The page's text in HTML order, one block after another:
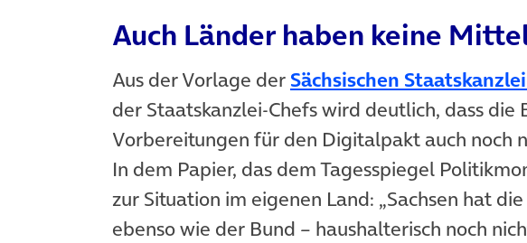
Auch Länder haben keine
Aus der Vorlage der Sächsischen Staatskanzlei
der Staatskanzlei-Chefs wird deutlich, dass die
Vorbereitungen für den Digitalpakt auch noch
In dem Papier, das dem Tagesspiegel
zur Situation im eigenen Land: „Sachsen hat
ebenso wie der Bund – haushalterisch noch